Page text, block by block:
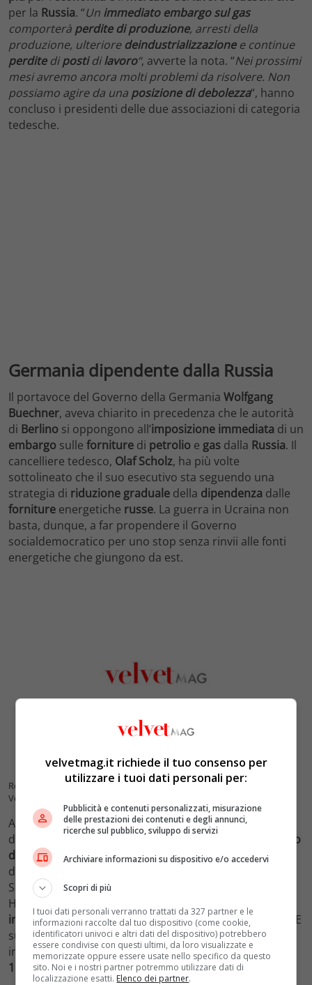
per la Russia. “Un immediato embargo sul gas
comporterà perdite di produzione, arresti della
produzione, ulteriore deindustrializzazionee continue
perditedipostidilavoro“, avverte la nota. “Nei prossimi
mesi avremo ancora molti problemi da risolvere. Non
possiamo agire da una posizione di debolezza“, hanno
concluso i presidenti delle due associazioni di categoria
tedesche.
Germania dipendente dalla Russia
Il portavoce del Governo della Germania Wolfgang
Buechner, aveva chiarito in precedenza che le autorità
di Berlino si oppongono all’imposizione immediata di un
embargo sulle forniture di petrolio e gas dalla Russia. Il
cancelliere tedesco, Olaf Scholz, ha più volte
sottolineato che il suo esecutivo sta seguendo una
strategia di riduzione graduale della dipendenza dalle
forniture energetiche russe. La guerra in Ucraina non
basta, dunque, a far propendere il Governo
socialdemocratico per uno stop senza rinvii alle fonti
energetiche che giungono da est.
Robert Habeck, ministro dell’Economia, vicecancelliere e leader dei
Verdi tedeschi
A sua voltaRobert Habeck, vicecancelliere e ministro
dell’Economia, ha annunciato l’introduzione di un
piano
di emergenzain caso dicessazione
dell’
approvvigionamento energetico
Secondo le previsioni ufficiali del ministero guidato da
Habeck, la
indipendenzadalgasrussoprima dell’estate del
. E
sui mercati internazionali iprezzidelpetroliosono
intanto aimassimida quasi tre settimane: a quota
113,80 dollari albarile.
velvetmag.it richiede il tuo consenso per
utilizzare i tuoi dati personali per:
Pubblicità e contenuti personalizzati, misurazione
delle prestazioni dei contenuti e degli annunci,
ricerche sul pubblico, sviluppo di servizi
Archiviare informazioni su dispositivo e/o accedervi
Scopri di più
I tuoi dati personali verranno trattati da 327 partner e le
informazioni raccolte dal tuo dispositivo (come cookie,
identificatori univoci e altri dati del dispositivo) potrebbero
essere condivise con questi ultimi, da loro visualizzate e
memorizzate oppure essere usate nello specifico da questo
sito. Noi e i nostri partner potremmo utilizzare dati di
localizzazione esatti. Elenco dei partner.